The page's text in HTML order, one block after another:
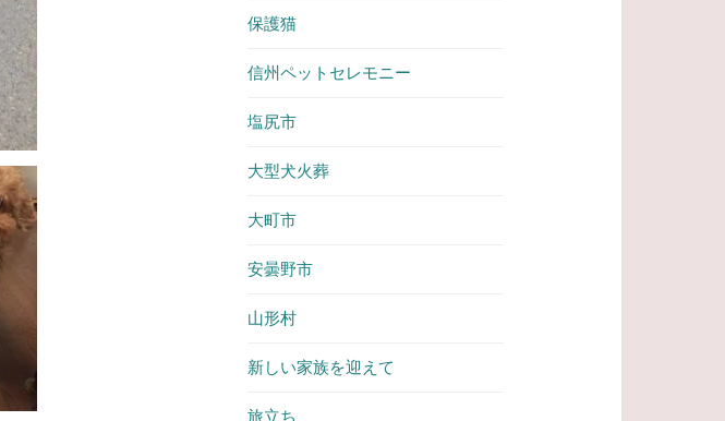
保護猫
信州ペットセレモニー
塩尻市
大型犬火葬
大町市
安曇野市
山形村
新しい家族を迎えて
旅立ち